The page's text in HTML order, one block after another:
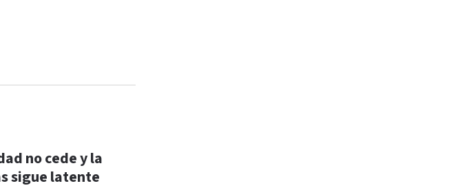
no cede y la
sigue latente